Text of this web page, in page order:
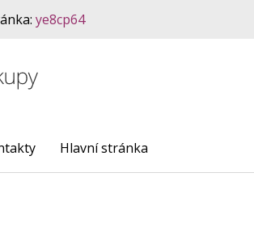
ye8cp64
Hlavní stránka